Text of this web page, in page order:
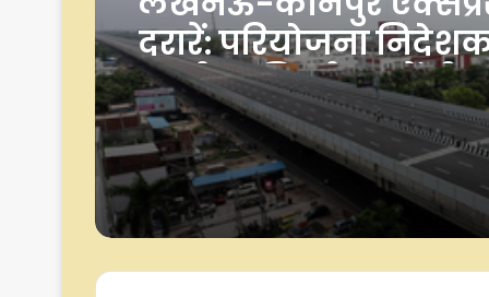
दरारें: परियोजना
बर्खास्त, निर्माण एजेंसी
कारण बताओ नोटिस